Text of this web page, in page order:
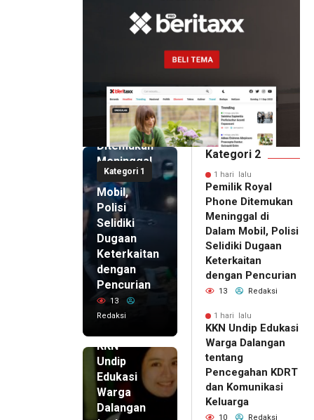
Kategori 1
1 hari lalu
Pemilik
Royal
Phone
Ditemukan
Meninggal
di Dalam
Mobil,
Polisi
Selidiki
Dugaan
Keterkaitan
dengan
Pencurian
13
Redaksi
KKN
Undip
Edukasi
Warga
Dalangan
Kategori 2
1 hari lalu
Pemilik Royal
Phone Ditemukan
Meninggal di
Dalam Mobil, Polisi
Selidiki Dugaan
Keterkaitan
dengan Pencurian
13 Redaksi
1 hari lalu
KKN Undip Edukasi
Warga Dalangan
tentang
Pencegahan KDRT
dan Komunikasi
Keluarga
10 Redaksi